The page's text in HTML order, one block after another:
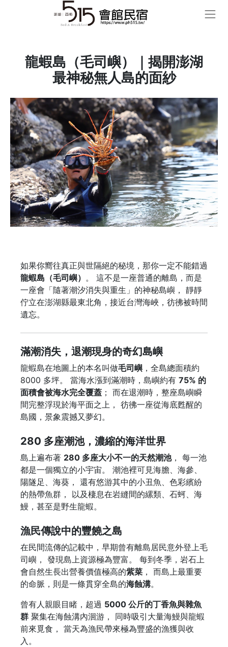
龍蝦島（毛司嶼）｜揭開澎湖
最神秘無人島的面紗
如果你嚮往真正與世隔絕的秘境，那你一定不能錯過
龍蝦島（毛司嶼） 。 這不是一座普通的離島，而是
一座會「隨著潮汐消失與重生」的神秘島嶼， 靜靜
佇立在澎湖縣最東北角，接近台灣海峽，彷彿被時間
遺忘。
滿潮消失，退潮現身的奇幻島嶼
龍蝦島在地圖上的本名叫做毛司嶼 ，全島總面積約
8000 多坪。 當海水漲到滿潮時，島嶼約有 75% 的
面積會被海水完全覆蓋 ； 而在退潮時，整座島嶼瞬
間完整浮現於海平面之上， 彷彿一座從海底甦醒的
島國，景象震撼又夢幻。
280 多座潮池，濃縮的海洋世界
島上遍布著 280 多座大小不一的天然潮池， 每一池
都是一個獨立的小宇宙。 潮池裡可見海膽、海參、
陽隧足、海葵， 還有悠游其中的小丑魚、色彩繽紛
的熱帶魚群， 以及棲息在岩縫間的縲類、石蚵、海
鰻，甚至是野生龍蝦。
漁民傳說中的豐饒之島
在民間流傳的記載中，早期曾有離島居民意外登上毛
司嶼， 發現島上資源極為豐富。 每到冬季，岩石上
會自然生長出營養價值極高的紫菜 ， 而島上最重要
的命脈，則是一條貫穿全島的海蝕溝。
曾有人親眼目睹，超過 5000 公斤的丁香魚與雜魚
群 聚集在海蝕溝內洄游， 同時吸引大量海鰻與龍蝦
前來覓食， 當天為漁民帶來極為豐盛的漁獲與收
入。